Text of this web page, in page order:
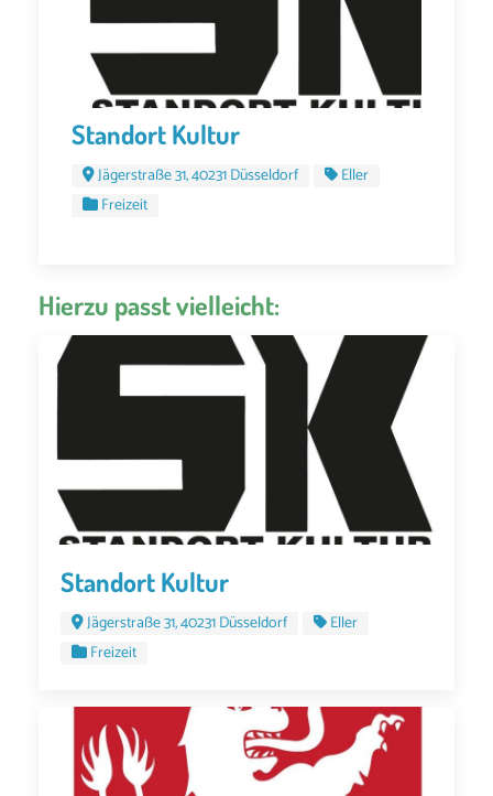
Standort Kultur
Jägerstraße 31, 40231 Düsseldorf
Eller
Freizeit
Hierzu passt vielleicht:
Standort Kultur
Jägerstraße 31, 40231 Düsseldorf
Eller
Freizeit